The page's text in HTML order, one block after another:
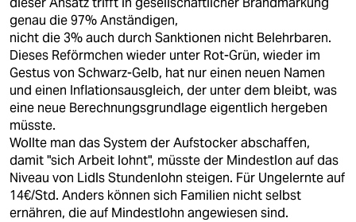
genau die 97% Anständigen,
nicht die 3% auch durch Sanktionen nicht Belehrbaren.
Dieses Reförmchen wieder unter Rot-Grün, wieder im
Gestus von Schwarz-Gelb, hat nur einen neuen Namen
und einen Inflationsausgleich, der unter dem bleibt, was
eine neue Berechnungsgrundlage eigentlich hergeben
müsste.
Wollte man das System der Aufstocker abschaffen,
damit "sich Arbeit lohnt", müsste der Mindestlon auf das
Niveau von Lidls Stundenlohn steigen. Für Ungelernte auf
14€/Std. Anders können sich Familien nicht selbst
ernähren, die auf Mindestlohn angewiesen sind.